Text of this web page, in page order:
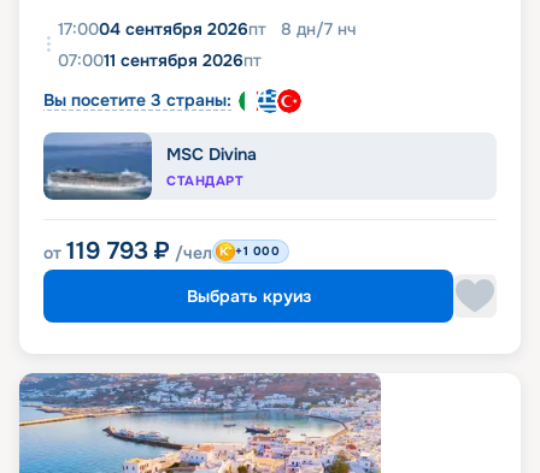
17:0004 сентября 2026пт 8 дн/7 нч
07:0011 сентября 2026пт
Вы посетите 3 страны:
MSC Divina
СТАНДАРТ
от 119 793 ₽ /чел +1 000
Выбрать круиз